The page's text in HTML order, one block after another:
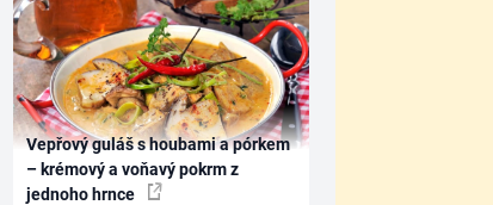
Vepřový guláš s houbami a pórkem
– krémový a voňavý pokrm z
jednoho hrnce